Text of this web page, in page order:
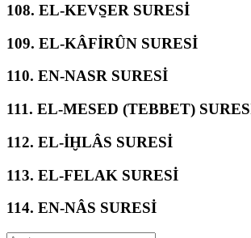
108. EL-KEVS̱ER SURESİ
109. EL-KÂFİRÛN SURESİ
110. EN-NASR SURESİ
111. EL-MESED (TEBBET)
112. EL-İḪLÂS SURESİ
113. EL-FELAK SURESİ
114. EN-NÂS SURESİ